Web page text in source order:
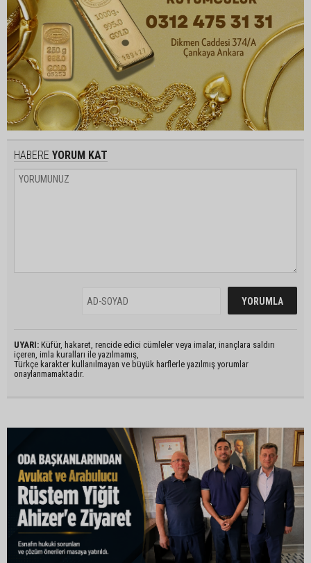
HABERE YORUM KAT
UYARI: Küfür, hakaret, rencide edici cümleler veya imalar, inançlara saldırı
içeren, imla kuralları ile yazılmamış,
Türkçe karakter kullanılmayan ve büyük harflerle yazılmış yorumlar
onaylanmamaktadır.